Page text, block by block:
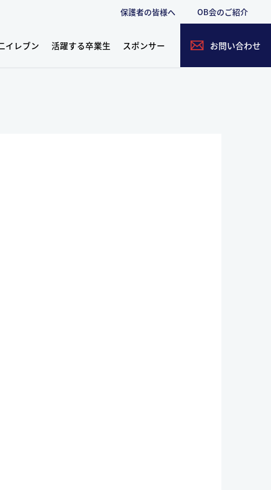
保護者の皆様へ OB会のご紹介
イレブン 活躍する卒業生 スポンサー お問い合わせ